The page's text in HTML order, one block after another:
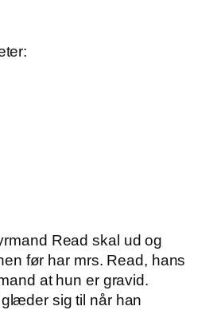
Read skal ud og
før har mrs. Read, hans
at hun er gravid.
sig til når han